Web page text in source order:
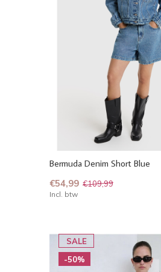
Bermuda Denim Short Blue
€54,99 €109,99
Incl. btw
SALE
-50%